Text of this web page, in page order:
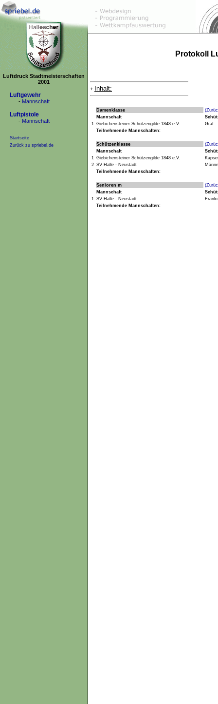
Luftdruck Stadtmeisterschaften
2001
Luftgewehr
- Mannschaft
Luftpistole
- Mannschaft
Startseite
Zurück zu spriebel.de
Protokoll
+ Inhalt:
Damenklasse
Mannschaft
1
Giebichensteiner Schützengilde 1848 e.V.
Graf
Teilnehmende Mannschaften:
Schützenklasse
Mannschaft
1
Giebichensteiner Schützengilde 1848 e.V.
2 SV Halle - Neustadt
Teilnehmende Mannschaften:
Senioren m
Mannschaft
1
SV Halle - Neustadt
Teilnehmende Mannschaften: